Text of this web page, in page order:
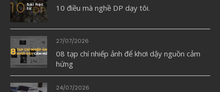
10 điều mà nghề DP dạy tôi.
27/07/2026
08 tạp chí nhiếp ảnh để khơi dậy nguồn cảm
hứng
24/07/2026